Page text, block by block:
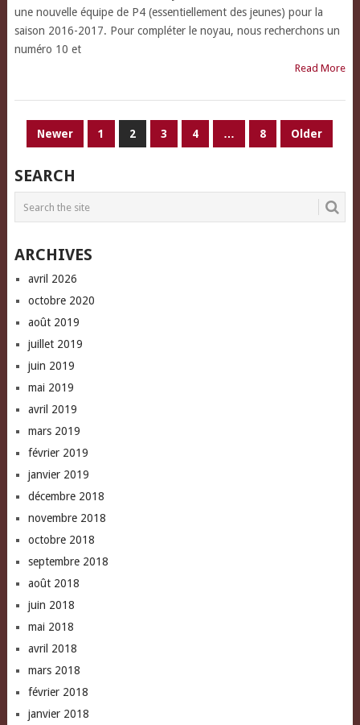
une nouvelle équipe de P4 (essentiellement des jeunes) pour la
saison 2016-2017. Pour compléter le noyau, nous recherchons un
numéro 10 et
Read More
PAGINATION
PUBLICATIONS
Newer 1 2 3 4 … 8 Older
SEARCH
ARCHIVES
avril 2026
octobre 2020
août 2019
juillet 2019
juin 2019
mai 2019
avril 2019
mars 2019
février 2019
janvier 2019
décembre 2018
novembre 2018
octobre 2018
septembre 2018
août 2018
juin 2018
mai 2018
avril 2018
mars 2018
février 2018
janvier 2018